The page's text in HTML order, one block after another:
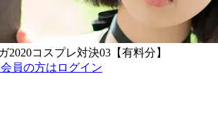
2020コスプレ対決03【有料分】
会員の方はログイン